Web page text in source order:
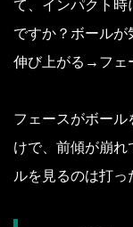
て、インパクト時
ですか？ボール
伸び上がる→フェ
フェースがボー
けで、前傾が崩れ
ルを見るのは打っ